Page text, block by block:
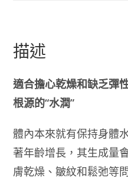
DHC
水
補
給
尿
酸
蜂
王
描述
適合擔心乾燥和缺乏彈
根源的“水潤”
體內本來就有保持身體
著年齡增長，其生成量
膚乾燥、皺紋和鬆弛等